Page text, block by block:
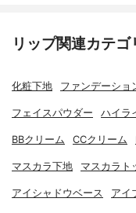
リップ関連カテ
化粧下地 ファンデーショ
フェイスパウダー ハイラ
BBクリーム CCクリーム
マスカラ下地 マスカラト
アイシャドウベース アイ